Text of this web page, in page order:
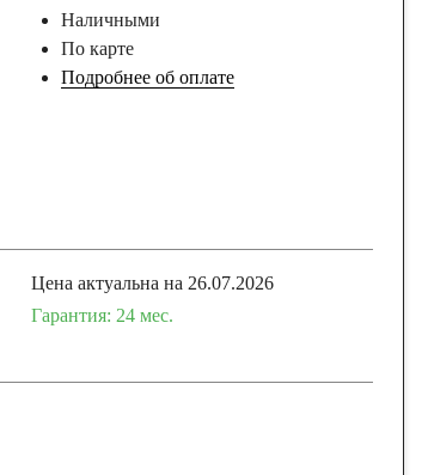
Наличными
По карте
Подробнее об оплате
Цена актуальна на 26.07.2026
Гарантия: 24 мес.